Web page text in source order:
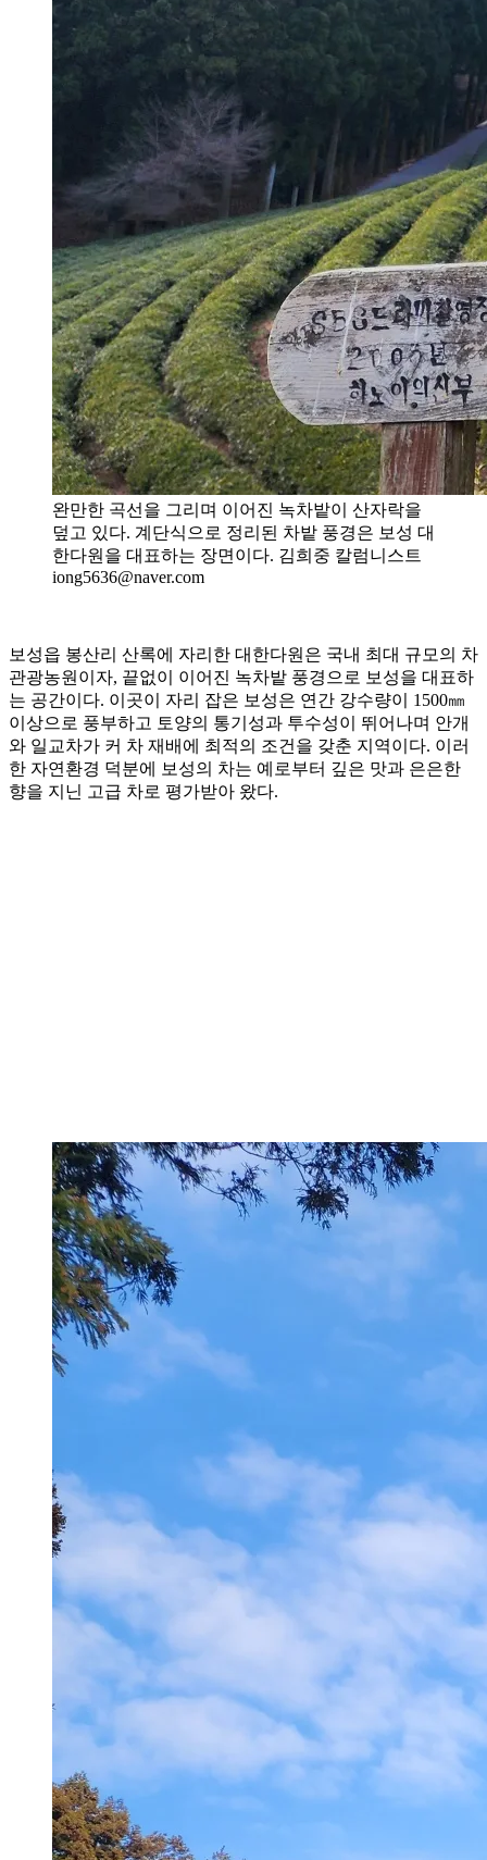
완만한 곡선을 그리며 이어진 녹차밭이 산자락을
덮고 있다. 계단식으로 정리된 차밭 풍경은 보성 대
한다원을 대표하는 장면이다. 김희중 칼럼니스트
iong5636@naver.com
보성읍 봉산리 산록에 자리한 대한다원은 국내 최대 규모의 차
관광농원이자, 끝없이 이어진 녹차밭 풍경으로 보성을 대표하
는 공간이다. 이곳이 자리 잡은 보성은 연간 강수량이 1500㎜
이상으로 풍부하고 토양의 통기성과 투수성이 뛰어나며 안개
와 일교차가 커 차 재배에 최적의 조건을 갖춘 지역이다. 이러
한 자연환경 덕분에 보성의 차는 예로부터 깊은 맛과 은은한
향을 지닌 고급 차로 평가받아 왔다.